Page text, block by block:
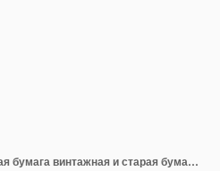
PSD Коричневая цветная бумага винтажная и старая бумажная фона с гранжевой текстурой